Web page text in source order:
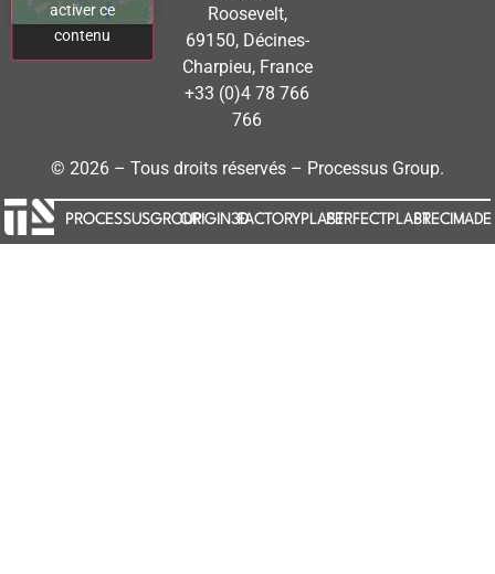
activer ce
contenu
Roosevelt,
69150, Décines-
Charpieu, France
+33 (0)4 78 766
766
© 2026 – Tous droits réservés – Processus Group.
PROCESSUSGROUPORIGIN3DFACTORYPLASTPERFECTPLASTPRECIMADE